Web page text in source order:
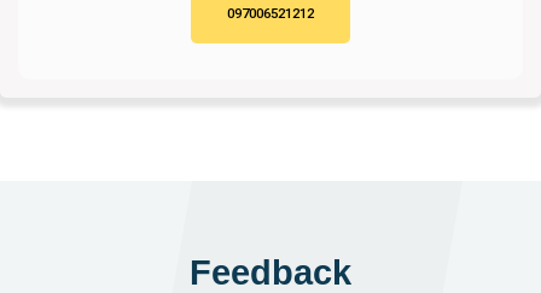
097006521212
Feedback